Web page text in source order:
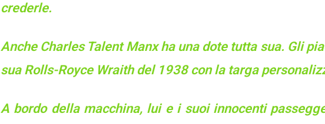
crederle.
Anche Charles Talent Manx ha una dote tutta sua. Gli
sua Rolls-Royce Wraith del 1938 con la targa
A bordo della macchina, lui e i suoi innocenti